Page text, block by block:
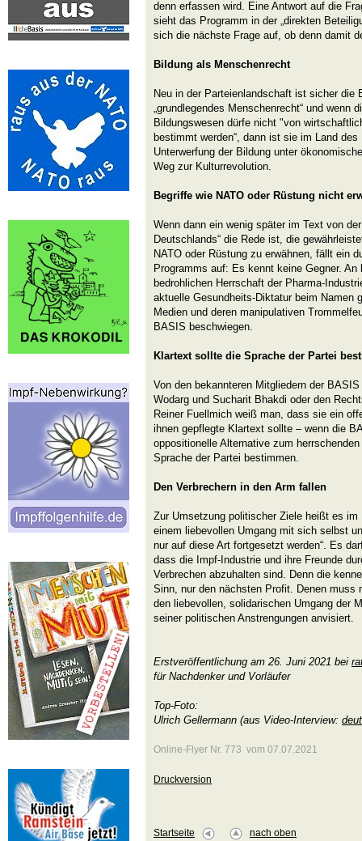
denn erfassen wird. Eine Antwort auf die
sieht das Programm in der „direkten
sich die nächste Frage auf, ob denn damit
Bildung als Menschenrecht
Neu in der Parteienlandschaft ist sicher die
„grundlegendes Menschenrecht“ und wenn
Bildungswesen dürfe nicht "von
bestimmt werden“, dann ist sie im Land
Unterwerfung der Bildung unter
Weg zur Kulturrevolution.
Begriffe wie NATO oder Rüstung nicht
Wenn dann ein wenig später im Text von
Deutschlands“ die Rede ist, die
NATO oder Rüstung zu erwähnen, fällt ein
Programms auf: Es kennt keine Gegner.
bedrohlichen Herrschaft der Pharma-
aktuelle Gesundheits-Diktatur beim Namen
Medien und deren manipulativen
BASIS beschwiegen.
Klartext sollte die Sprache der Partei
Von den bekannteren Mitgliedern der
Wodarg und Sucharit Bhakdi oder den
Reiner Fuellmich weiß man, dass sie ein
ihnen gepflegte Klartext sollte – wenn die
oppositionelle Alternative zum
Sprache der Partei bestimmen.
Den Verbrechern in den Arm fallen
Zur Umsetzung politischer Ziele heißt es im
einem liebevollen Umgang mit sich selbst
nur auf diese Art fortgesetzt werden“. Es
dass die Impf-Industrie und ihre Freunde
Verbrechen abzuhalten sind. Denn die
Sinn, nur den nächsten Profit. Denen muss
den liebevollen, solidarischen Umgang der
seiner politischen Anstrengungen anvisiert.
Erstveröffentlichung am 26. Juni 2021 bei
für Nachdenker und Vorläufer
Top-Foto:
Ulrich Gellermann (aus Video-Interview:
Online-Flyer Nr. 773 vom 07.07.2021
Druckversion
Startseite nach oben